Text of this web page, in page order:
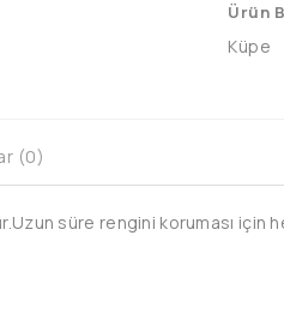
Ürün
Küpe
(0)
süre rengini koruması için